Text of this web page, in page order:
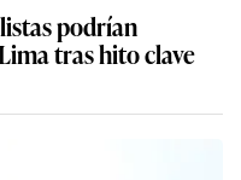
podrían
tras hito clave